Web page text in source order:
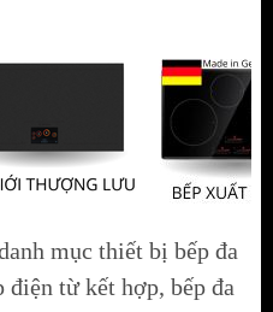
mục thiết bị bếp đa
điện từ kết hợp, bếp đa